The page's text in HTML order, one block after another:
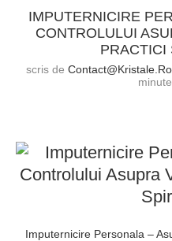
IMPUTERNICIRE
CONTROLULUI
PRACTICI
scris de Contact@kristale.ro
Imputernicire Personala –